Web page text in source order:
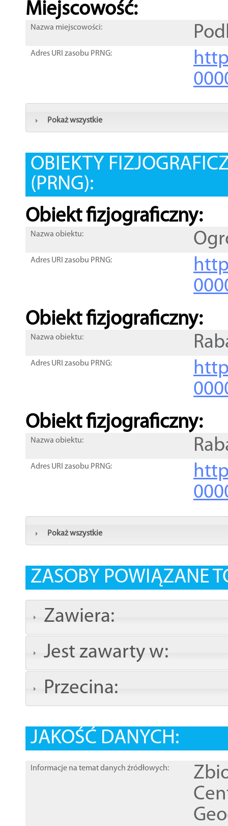
Miejscowość:
Nazwa miejscowości:
Adres URI zasobu PRNG:
Pokaż wszystkie
OBIEKTY
(PRNG):
Obiekt fizjograficzny:
Nazwa obiektu:
Adres URI zasobu PRNG:
Obiekt fizjograficzny:
Nazwa obiektu:
Adres URI zasobu PRNG:
Obiekt fizjograficzny:
Nazwa obiektu:
Adres URI zasobu PRNG:
Pokaż wszystkie
ZASOBY POWIĄZANE
Zawiera:
Jest zawarty w:
Przecina:
JAKOŚĆ DANYCH:
Informacje na temat danych źródłowych: